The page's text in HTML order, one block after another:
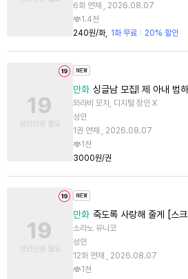
6화 연재 , 2026.08.07
1.4천
240원/화
1화 무료 20% 할인
만화 싱글남 모집! 제 아내 범
와라비 모치, 디지털 장인 X
성인
1권 연재 , 2026.08.07
1천
3000원/권
만화 죽도록 사랑해 줄게 [스
소라노 유니코
성인
12화 연재 , 2026.08.07
1천